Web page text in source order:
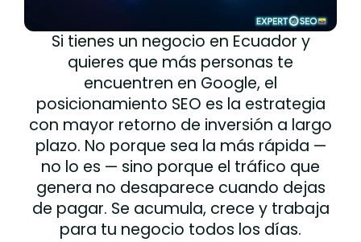
Si tienes un negocio en Ecuador y
quieres que más personas te
encuentren en Google, el
posicionamiento SEO es la estrategia
con mayor retorno de inversión a largo
plazo. No porque sea la más rápida —
no lo es — sino porque el tráfico que
genera no desaparece cuando dejas
de pagar. Se acumula, crece y trabaja
para tu negocio todos los días.